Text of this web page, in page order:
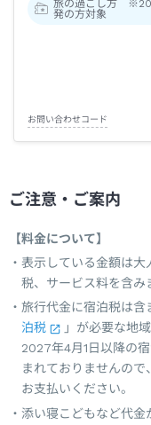
旅の過ごし方
発の方対象
お問い合わせコード
ご注意・ご案内
【料金について】
表示している金額は大
税、サービス料を含み
旅行代金に宿泊税は含
泊税
」が必要な地
2027年4月1日以降の
まれておりませんので
お支払いください。
添い寝こどもなど代